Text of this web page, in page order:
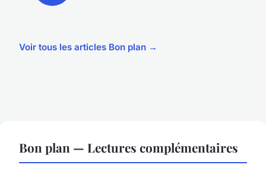
Voir tous les articles Bon plan →
Bon plan — Lectures complémentaires